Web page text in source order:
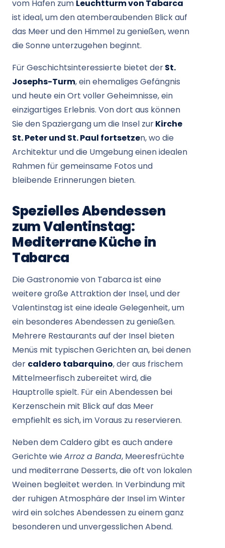
vom Hafen zum Leuchtturm von Tabarca
ist ideal, um den atemberaubenden Blick auf
das Meer und den Himmel zu genießen, wenn
die Sonne unterzugehen beginnt.
Für Geschichtsinteressierte bietet derSt.
Josephs-Turm, ein ehemaliges Gefängnis
und heute ein Ort voller Geheimnisse, ein
einzigartiges Erlebnis. Von dort aus können
Sie den Spaziergang um die Insel zurKirche
St. Peter und St. Paul fortsetzen, wo die
Architektur und die Umgebung einen idealen
Rahmen für gemeinsame Fotos und
bleibende Erinnerungen bieten.
Spezielles Abendessen
zum Valentinstag:
Mediterrane Küche in
Tabarca
Die Gastronomie von Tabarca ist eine
weitere große Attraktion der Insel, und der
Valentinstag ist eine ideale Gelegenheit, um
ein besonderes Abendessen zu genießen.
Mehrere Restaurants auf der Insel bieten
Menüs mit typischen Gerichten an, bei denen
der caldero tabarquino, der aus frischem
Mittelmeerfisch zubereitet wird, die
Hauptrolle spielt. Für ein Abendessen bei
Kerzenschein mit Blick auf das Meer
empfiehlt es sich, im Voraus zu reservieren.
Neben dem Caldero gibt es auch andere
Gerichte wieArroz a Banda, Meeresfrüchte
und mediterrane Desserts, die oft von lokalen
Weinen begleitet werden. In Verbindung mit
der ruhigen Atmosphäre der Insel im Winter
wird ein solches Abendessen zu einem ganz
besonderen und unvergesslichen Abend.